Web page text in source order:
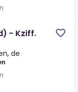
- Kziff.
de